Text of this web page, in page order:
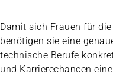
Damit sich Frauen für
benötigen sie eine
technische Berufe
und Karrierechancen